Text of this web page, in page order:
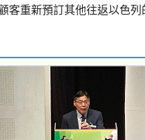
客重新預訂其他往返以色